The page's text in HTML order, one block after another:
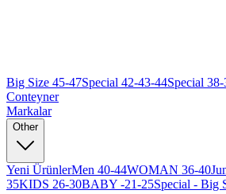
Big Size 45-47Special 42-43-44Special
Conteyner
Markalar
Other
Yeni ÜrünlerMen 40-44WOMAN 36-40
35KIDS 26-30BABY -21-25Special - Big